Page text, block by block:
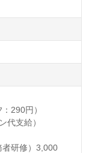
290円）
代支給）
研修）3,000